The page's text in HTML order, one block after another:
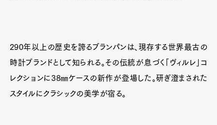
290年以上の歴史を誇るブランパンは、現存する世界最古の
時計ブランドとして知られる。その伝統が息づく「ヴィルレ」コ
レクションに38㎜ケースの新作が登場した。研ぎ澄まされた
スタイルにクラシックの美学が宿る。